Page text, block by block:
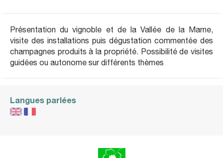
Présentation du vignoble et de la Vallée de la Marne,
visite des installations puis dégustation commentée des
champagnes produits à la propriété. Possibilité de visites
guidées ou autonome sur différents thèmes
Langues parlées